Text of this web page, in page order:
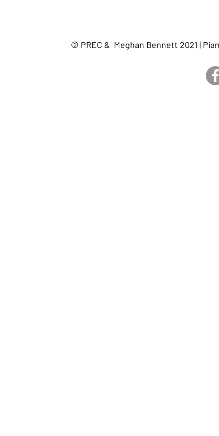
© PREC & Meghan Bennett 2021 |